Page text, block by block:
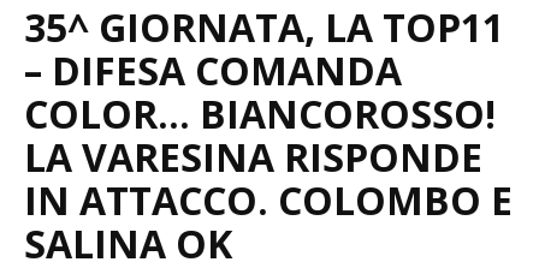
35^ GIORNATA, LA TOP11
– DIFESA COMANDA
COLOR… BIANCOROSSO!
LA VARESINA RISPONDE
IN ATTACCO. COLOMBO E
SALINA OK